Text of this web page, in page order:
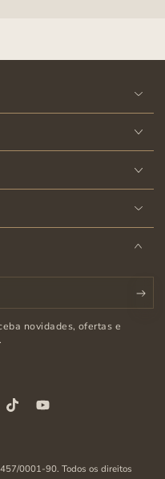
novidades, ofertas e
TiktokYoutube
0001-90. Todos os direitos